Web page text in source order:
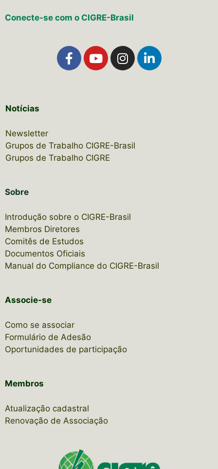
Conecte-se com o CIGRE-Brasil
Notícias
Newsletter
Grupos de Trabalho CIGRE-Brasil
Grupos de Trabalho CIGRE
Sobre
Introdução sobre o CIGRE-Brasil
Membros Diretores
Comitês de Estudos
Documentos Oficiais
Manual do Compliance do CIGRE-Brasil
Associe-se
Como se associar
Formulário de Adesão
Oportunidades de participação
Membros
Atualização cadastral
Renovação de Associação